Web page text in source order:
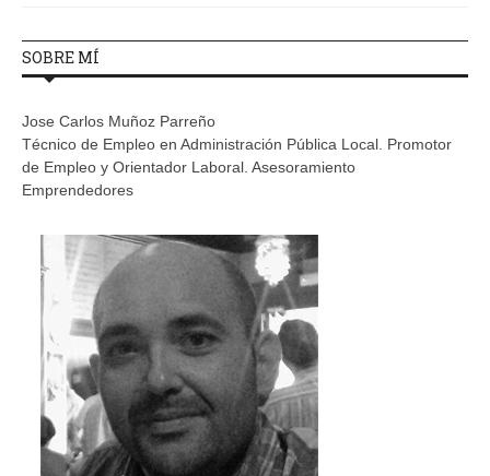
SOBRE MÍ
Jose Carlos Muñoz Parreño
Técnico de Empleo en Administración Pública Local. Promotor
de Empleo y Orientador Laboral. Asesoramiento
Emprendedores